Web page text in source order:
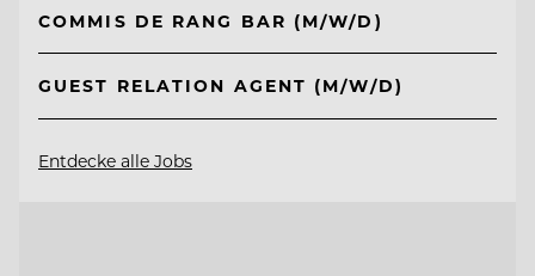
COMMIS DE RANG BAR (M/W/D)
GUEST RELATION AGENT (M/W/D)
Entdecke alle Jobs